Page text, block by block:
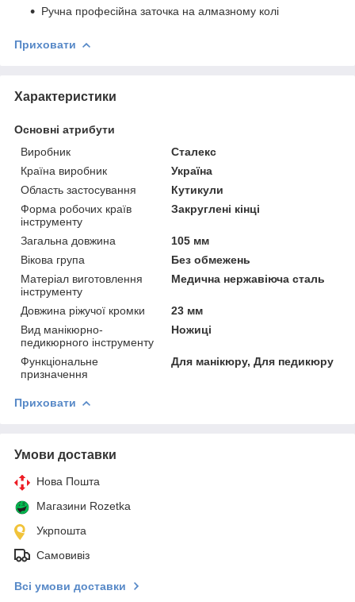
Ручна професійна заточка на алмазному колі
Приховати
Характеристики
Основні атрибути
Виробник
Сталекс
Країна виробник
Україна
Область застосування
Кутикули
Форма робочих країв
інструменту
Закруглені кінці
Загальна довжина
105 мм
Вікова група
Без обмежень
Матеріал виготовлення
інструменту
Медична нержавіюча сталь
Довжина ріжучої кромки
23 мм
Вид манікюрно-
педикюрного інструменту
Ножиці
Функціональне
призначення
Для манікюру, Для педикюру
Приховати
Умови доставки
Нова Пошта
Магазини Rozetka
Укрпошта
Самовивіз
Всі умови доставки